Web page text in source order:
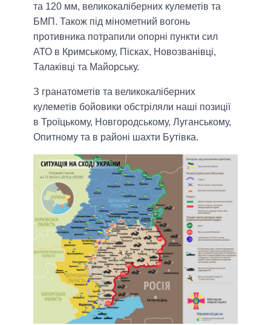
та 120 мм, великокаліберних кулеметів та
БМП. Також під мінометний вогонь
противника потрапили опорні пункти сил
АТО в Кримському, Пісках, Новозванівці,
Талаківці та Майорську.
З гранатометів та великокаліберних
кулеметів бойовики обстріляли наші позиції
в Троїцькому, Новгородському, Луганському,
Опитному та в районі шахти Бутівка.